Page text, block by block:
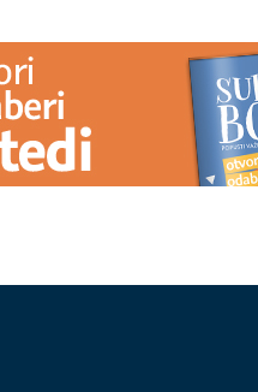
da živi na na veliki